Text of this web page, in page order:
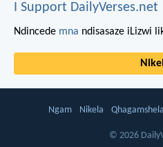
I Support DailyVerses.net
Ndincede mna ndisasaze iLizwi
Ngam Nikela
© 2026